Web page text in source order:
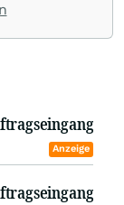
absoluten
die
sucht
attraktive
Anzeige